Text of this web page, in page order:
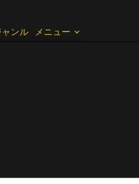
ャンル メニュー